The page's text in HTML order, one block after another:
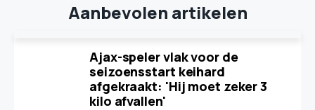
Aanbevolen artikelen
Ajax-speler vlak voor de
seizoensstart keihard
afgekraakt: 'Hij moet zeker 3
kilo afvallen'